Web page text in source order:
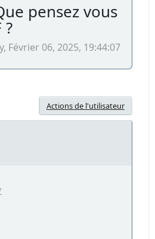
pensez vous
?
Février 06, 2025, 19:44:07
Actions de l'utilisateur